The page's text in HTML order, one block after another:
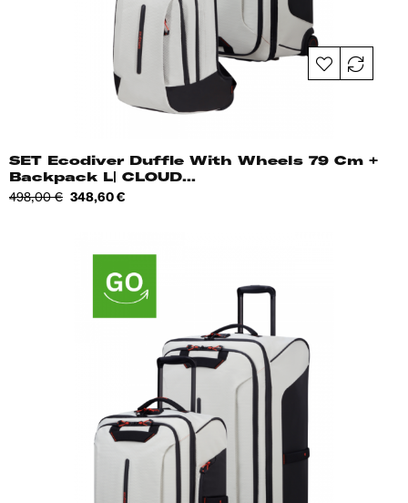
SET Ecodiver Duffle With Wheels 79 Cm +
Backpack L| CLOUD...
Tavahind
498,00 € Hind
348,60 €